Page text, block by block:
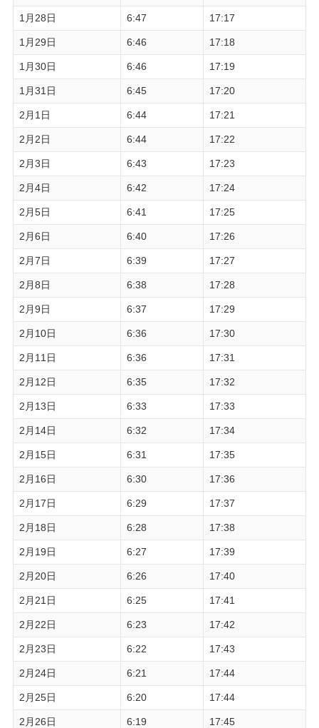
1月28日 6:47 17:17
1月29日 6:46 17:18
1月30日 6:46 17:19
1月31日 6:45 17:20
2月1日 6:44 17:21
2月2日 6:44 17:22
2月3日 6:43 17:23
2月4日 6:42 17:24
2月5日 6:41 17:25
2月6日 6:40 17:26
2月7日 6:39 17:27
2月8日 6:38 17:28
2月9日 6:37 17:29
2月10日 6:36 17:30
2月11日 6:36 17:31
2月12日 6:35 17:32
2月13日 6:33 17:33
2月14日 6:32 17:34
2月15日 6:31 17:35
2月16日 6:30 17:36
2月17日 6:29 17:37
2月18日 6:28 17:38
2月19日 6:27 17:39
2月20日 6:26 17:40
2月21日 6:25 17:41
2月22日 6:23 17:42
2月23日 6:22 17:43
2月24日 6:21 17:44
2月25日 6:20 17:44
2月26日 6:19 17:45